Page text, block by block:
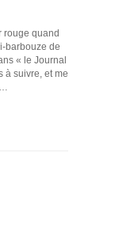
rouge quand
barbouze de
« le Journal
à suivre, et me